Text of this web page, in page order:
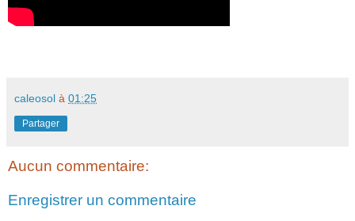
caleosol à 01:25
Partager
Aucun commentaire:
Enregistrer un commentaire